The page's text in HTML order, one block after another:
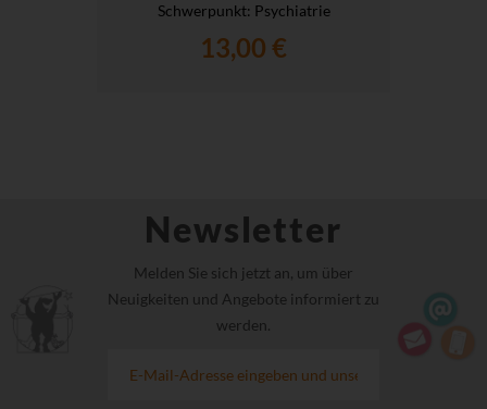
Schwerpunkt: Psychiatrie
13,00 €
Newsletter
Melden Sie sich jetzt an, um über
Neuigkeiten und Angebote informiert zu
werden.